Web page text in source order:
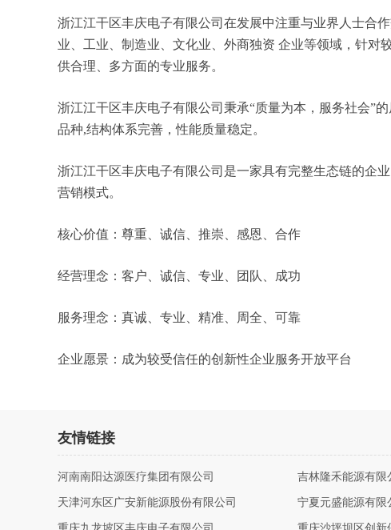
浙江江干区丰庆电子有限公司在发展中注重与业界人士合
业、工业、制造业、文化业、外商独资 企业等领域，针对
供合理、多方面的专业服务。
浙江江干区丰庆电子有限公司秉承“质量为本，服务社会”
品种,结构体系完善，性能质量稳定。
浙江江干区丰庆电子有限公司是一家具有完整生态链的企
营销模式。
核心价值：尊重、诚信、推崇、感恩、合作
经营理念：客户、诚信、专业、团队、成功
服务理念：真诚、专业、精准、周全、可靠
企业愿景：成为较受信任的创新性企业服务开放平台
友情链接
河南南阳达源医疗集团有限公司 吉林隆禾能源有限
天津河东区广安新能源股份有限公司 宁夏元盛能源有限